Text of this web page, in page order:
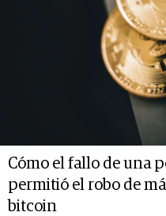
Cómo el fallo de una
permitió el robo de
bitcoin